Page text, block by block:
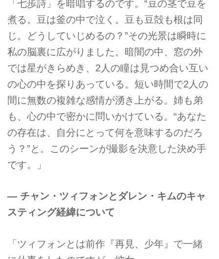
「七歩詩」を暗唱するのです。“豆の茎で豆を
煮る。豆は釜の中で泣く。豆も豆殻も根は同
じ。どうしていじめるの？”その光景は瞬時に
私の脳裏に広がりました。暗闇の中、窓の外
では星がきらめき、2人の瞳は見つめ合い互い
の心の中を探りあっている。短い時間で2人の
間に無数の複雑な感情が湧き上がる。姉も弟
も、心の中で密かに問いかけている。“あなた
の存在は、自分にとって何を意味するのだろ
う？”と。このシーンが撮影を決意した決め手
です。」
― チャン・ツィフォンとダレン・キムのキャ
スティング経緯について
「ツィフォンとは前作『再見、少年』で一緒